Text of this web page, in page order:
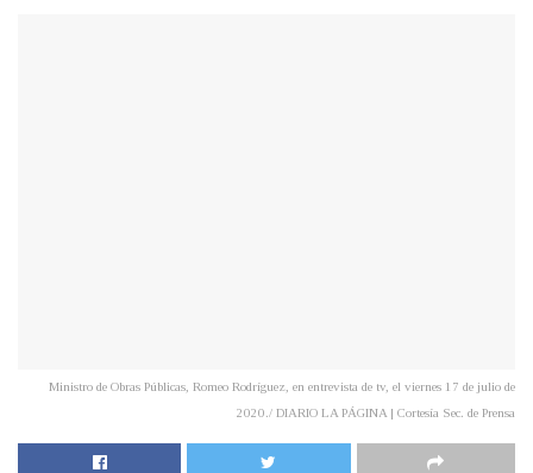
Ministro de Obras Públicas, Romeo Rodríguez, en entrevista de tv, el viernes 17 de julio de
2020./ DIARIO LA PÁGINA | Cortesía Sec. de Prensa